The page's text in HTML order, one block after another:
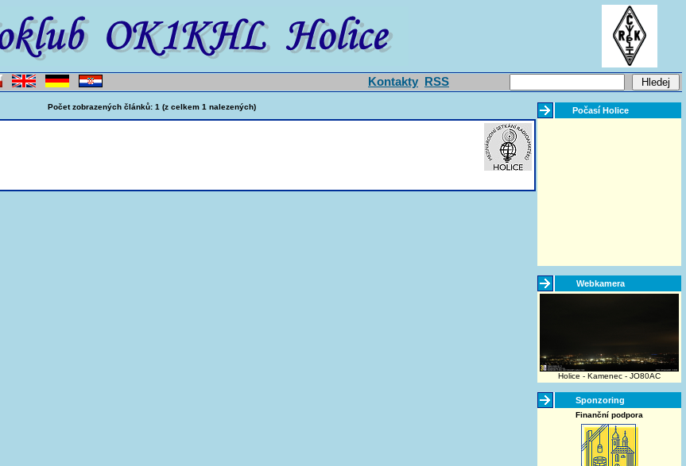
Kontakty RSS
Počet zobrazených článků: 1 (z celkem 1 nalezených) Počasí Holice
Webkamera
Holice - Kamenec - JO80AC
Sponzoring
Finanční podpora